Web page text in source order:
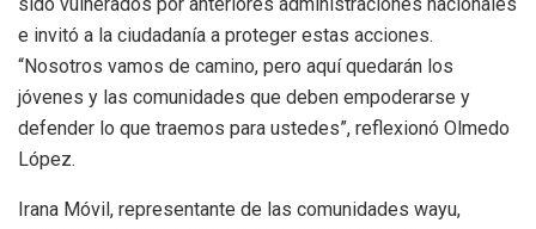
e invitó a la ciudadanía a proteger estas acciones.
“Nosotros vamos de camino, pero aquí quedarán los
jóvenes y las comunidades que deben empoderarse y
defender lo que traemos para ustedes”, reflexionó Olmedo
López.
Irana Móvil, representante de las comunidades wayu,